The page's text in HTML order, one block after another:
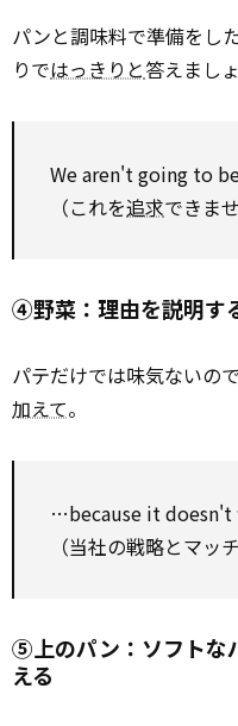
パンと調味料で準備をし
りではっきりと答えましょ
We aren't going to
（これを追求できませ
④野菜：理由を説明す
パテだけでは味気ないの
加えて。
…because it doesn't
（当社の戦略とマッ
⑤上のパン：ソフトな
える